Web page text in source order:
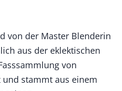
von der Master Blenderin
aus der eklektischen
von
stammt aus einem